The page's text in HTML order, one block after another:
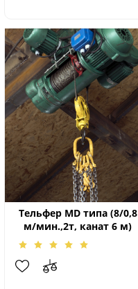
Тельфер МD типа (8/0,8
м/мин.,2т, канат 6 м)